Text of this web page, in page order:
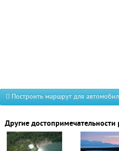
Построить маршрут для
Другие достопримечательности